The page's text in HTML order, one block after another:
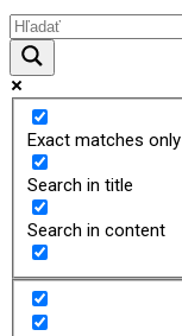
Exact matches only
Search in title
Search in content